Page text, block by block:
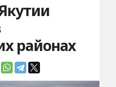
районах